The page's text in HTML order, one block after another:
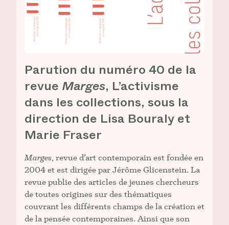
Parution du numéro 40 de la
revue Marges, L’activisme
dans les collections, sous la
direction de Lisa Bouraly et
Marie Fraser
Marges, revue d’art contemporain est fondée en
2004 et est dirigée par Jérôme Glicenstein. La
revue publie des articles de jeunes chercheurs
de toutes origines sur des thématiques
couvrant les différents champs de la création et
de la pensée contemporaines. Ainsi que son